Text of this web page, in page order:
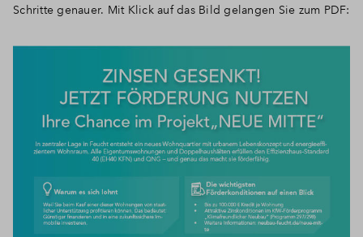
Schritte genauer. Mit Klick auf das Bild gelangen Sie zum PDF: